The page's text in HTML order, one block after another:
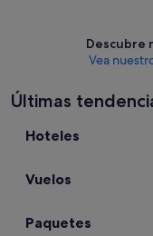
Descubre
Vea
Últimas
Hoteles
Vuelos
Paquetes